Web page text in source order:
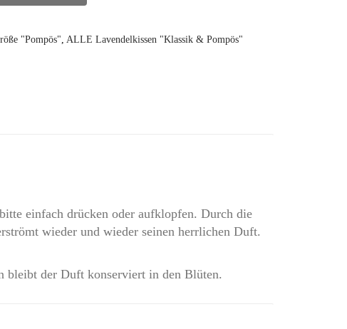
"Pompös" ALLE Lavendelkissen "Klassik & Pompös"
einfach drücken oder aufklopfen. Durch die
wieder und wieder seinen herrlichen Duft.
bleibt der Duft konserviert in den Blüten.